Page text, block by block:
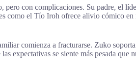
con complicaciones. Su padre, el
como el Tío Iroh ofrece alivio cómico
comienza a fracturarse. Zuko
expectativas se siente más pesada